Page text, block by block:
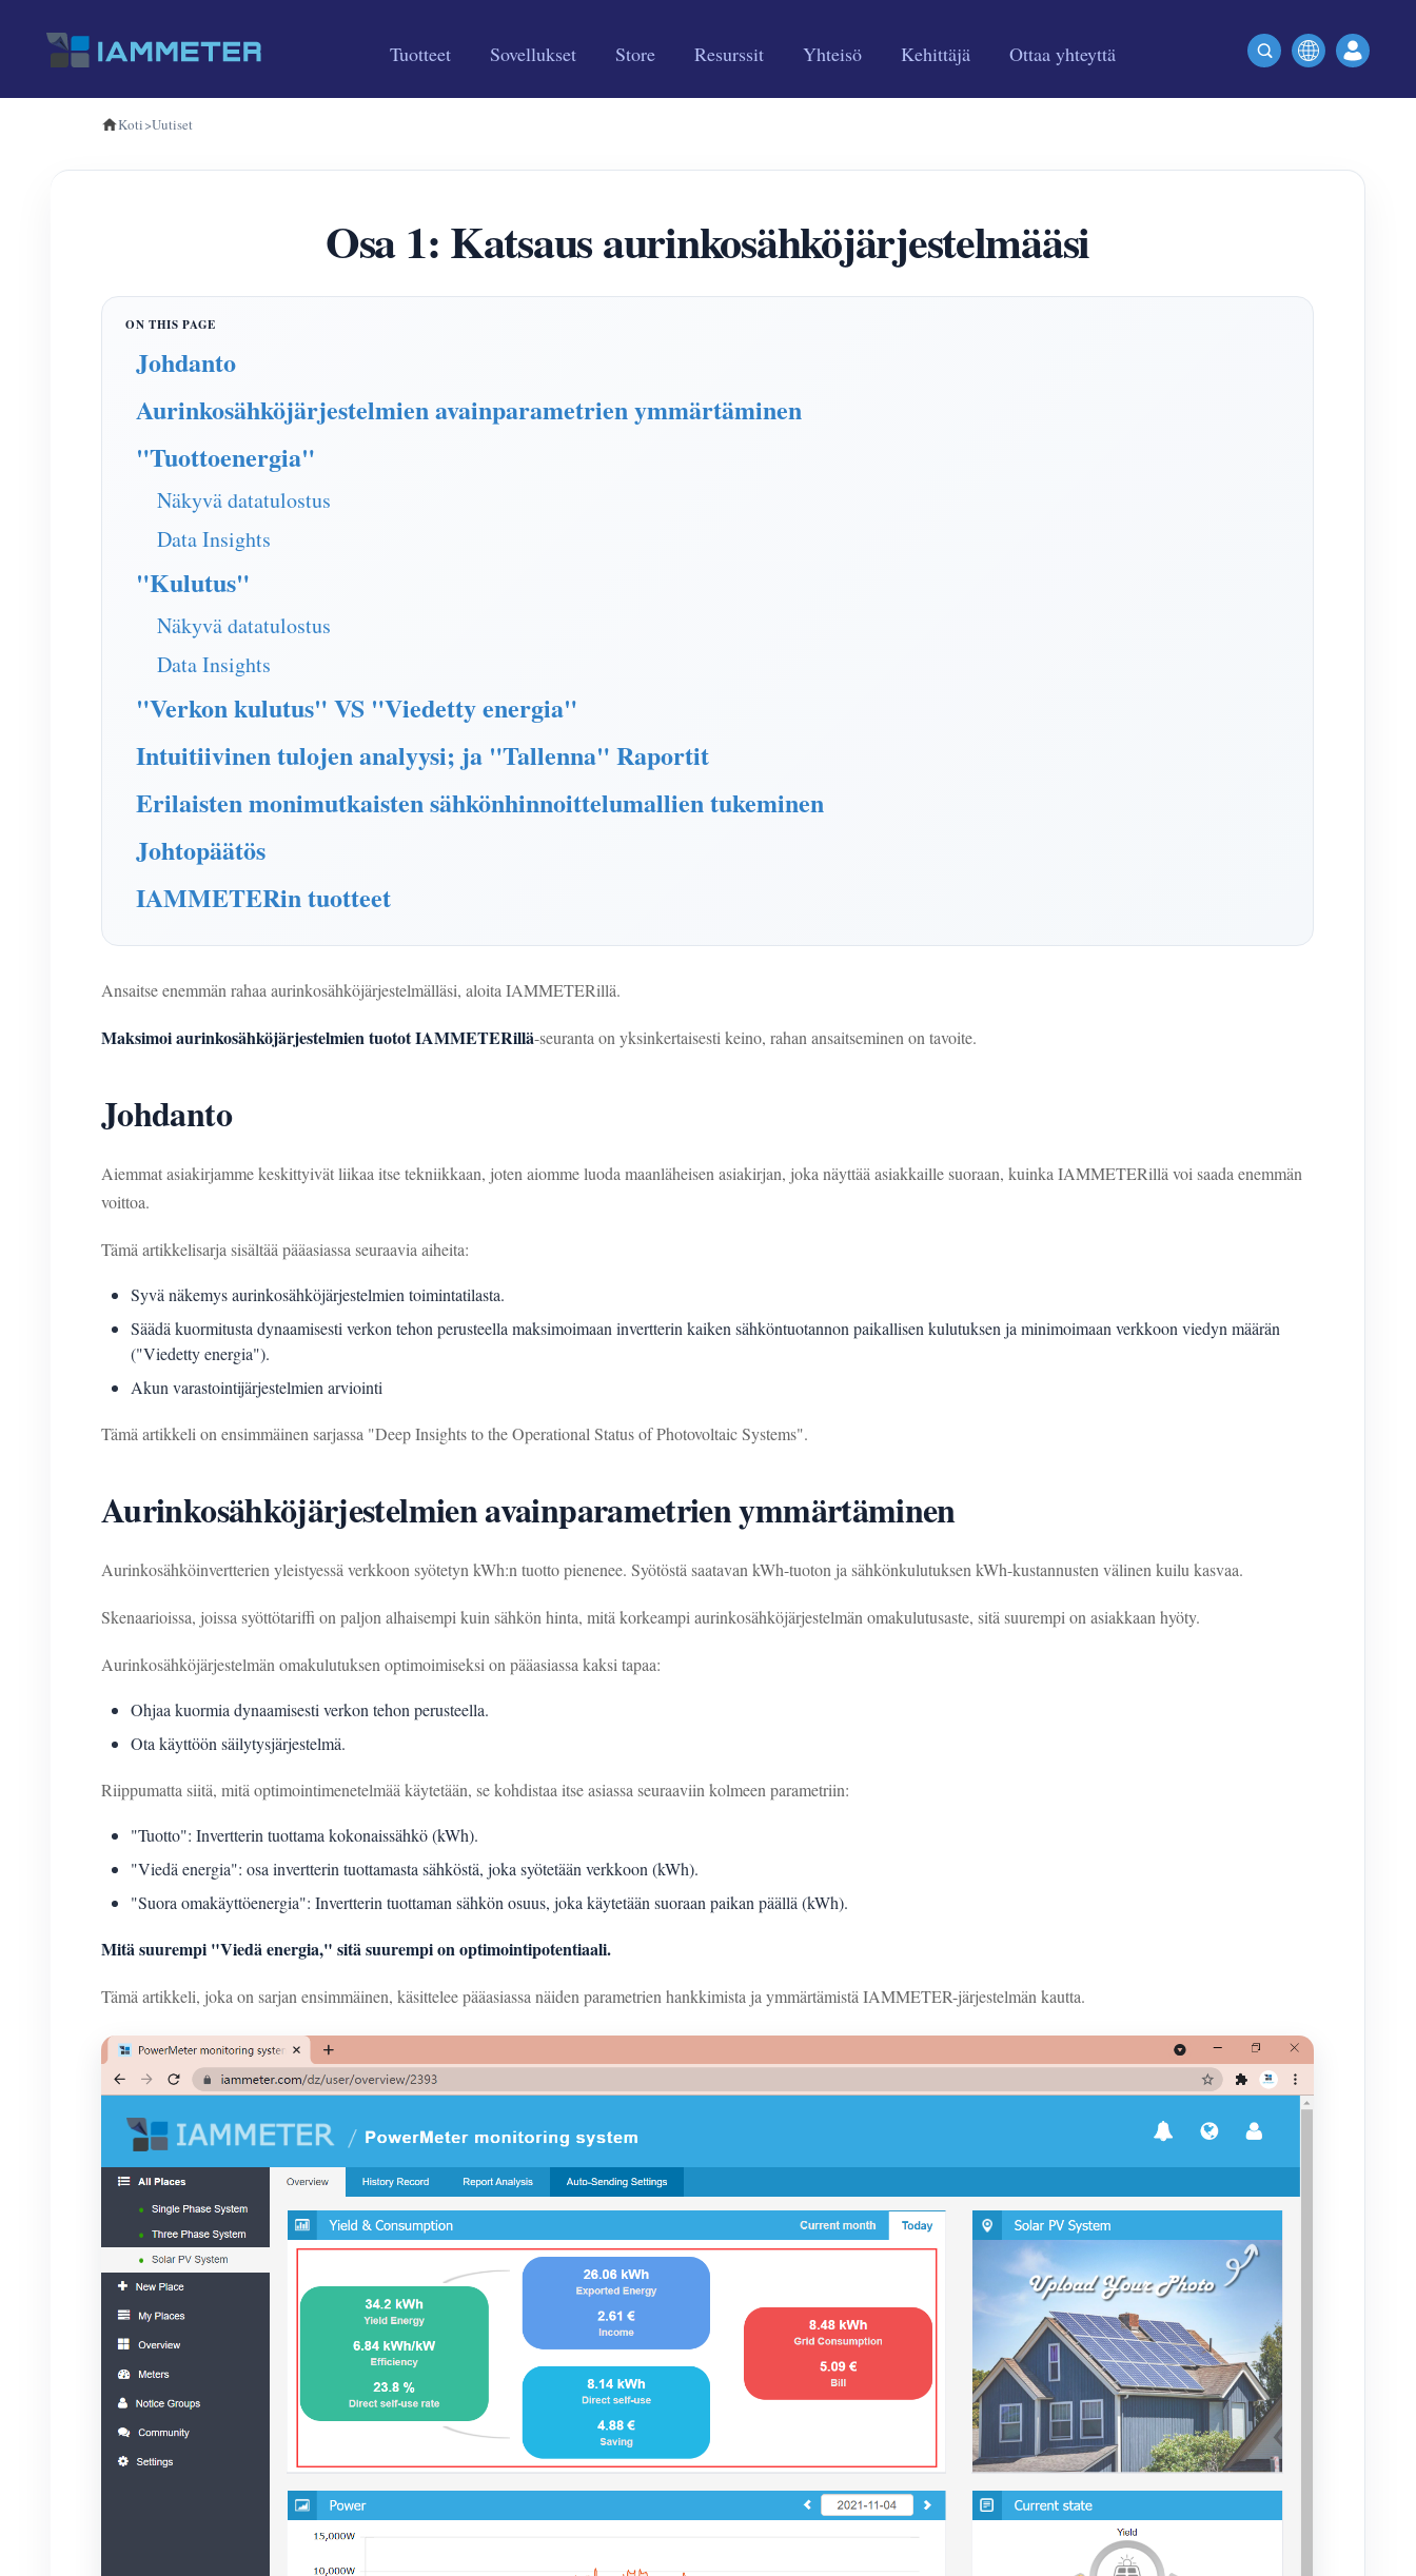
Tuotteet Sovellukset Store Resurssit Yhteisö Kehittäjä Ottaa yhteyttä
Koti>Uutiset
Osa 1: Katsaus aurinkosähköjärjestelmääsi
Johdanto
Aurinkosähköjärjestelmien avainparametrien ymmärtäminen
"Tuottoenergia"
Näkyvä datatulostus
Data Insights
"Kulutus"
Näkyvä datatulostus
Data Insights
"Verkon kulutus" VS "Viedetty energia"
Intuitiivinen tulojen analyysi; ja "Tallenna" Raportit
Erilaisten monimutkaisten sähkönhinnoittelumallien tukeminen
Johtopäätös
IAMMETERin tuotteet
Ansaitse enemmän rahaa aurinkosähköjärjestelmälläsi, aloita IAMMETERillä.
Maksimoi aurinkosähköjärjestelmien tuotot IAMMETERillä-seuranta on yksinkertaisesti keino, rahan ansaitseminen on tavoite.
Johdanto
Aiemmat asiakirjamme keskittyivät liikaa itse tekniikkaan, joten aiomme luoda maanläheisen asiakirjan, joka näyttää asiakkaille suoraan, kuinka IAMMETERillä voi saada enemmän
voittoa.
Tämä artikkelisarja sisältää pääasiassa seuraavia aiheita:
Syvä näkemys aurinkosähköjärjestelmien toimintatilasta.
Säädä kuormitusta dynaamisesti verkon tehon perusteella maksimoimaan invertterin kaiken sähköntuotannon paikallisen kulutuksen ja minimoimaan verkkoon viedyn määrän
("Viedetty energia").
Akun varastointijärjestelmien arviointi
Tämä artikkeli on ensimmäinen sarjassa "Deep Insights to the Operational Status of Photovoltaic Systems".
Aurinkosähköjärjestelmien avainparametrien ymmärtäminen
Aurinkosähköinvertterien yleistyessä verkkoon syötetyn kWh:n tuotto pienenee. Syötöstä saatavan kWh-tuoton ja sähkönkulutuksen kWh-kustannusten välinen kuilu kasvaa.
Skenaarioissa, joissa syöttötariffi on paljon alhaisempi kuin sähkön hinta, mitä korkeampi aurinkosähköjärjestelmän omakulutusaste, sitä suurempi on asiakkaan hyöty.
Aurinkosähköjärjestelmän omakulutuksen optimoimiseksi on pääasiassa kaksi tapaa:
Ohjaa kuormia dynaamisesti verkon tehon perusteella.
Ota käyttöön säilytysjärjestelmä.
Riippumatta siitä, mitä optimointimenetelmää käytetään, se kohdistaa itse asiassa seuraaviin kolmeen parametriin:
"Tuotto": Invertterin tuottama kokonaissähkö (kWh).
"Viedä energia": osa invertterin tuottamasta sähköstä, joka syötetään verkkoon (kWh).
"Suora omakäyttöenergia": Invertterin tuottaman sähkön osuus, joka käytetään suoraan paikan päällä (kWh).
Mitä suurempi "Viedä energia," sitä suurempi on optimointipotentiaali.
Tämä artikkeli, joka on sarjan ensimmäinen, käsittelee pääasiassa näiden parametrien hankkimista ja ymmärtämistä IAMMETER-järjestelmän kautta.